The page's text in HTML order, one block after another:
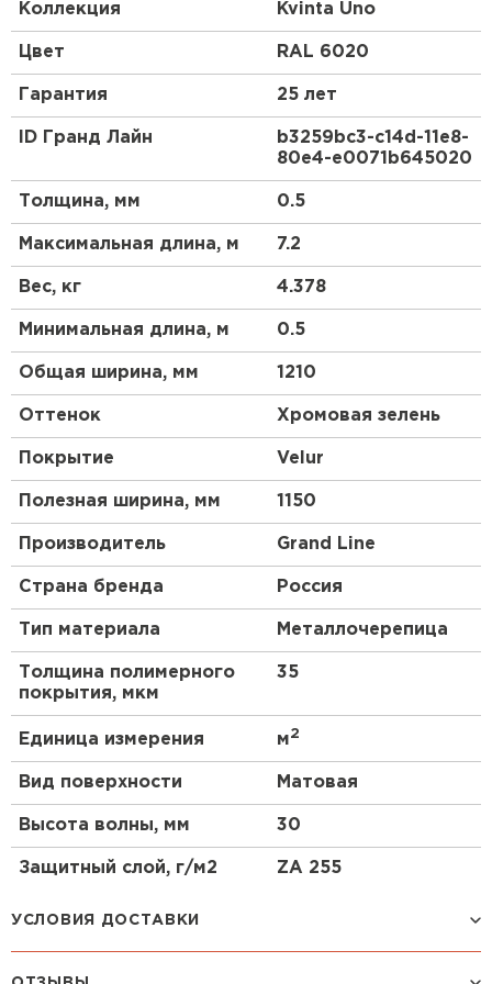
Коллекция Kvinta Uno
Цвет RAL 6020
Гарантия 25 лет
ID Гранд Лайн
b3259bc3-c14d-11e8-
80e4-e0071b645020
Толщина, мм 0.5
Максимальная длина, м 7.2
Вес, кг 4.378
Минимальная длина, м 0.5
Общая ширина, мм 1210
Оттенок Хромовая зелень
Покрытие Velur
Полезная ширина, мм 1150
Производитель Grand Line
Страна бренда Россия
Тип материала Металлочерепица
Толщина полимерного
покрытия, мкм
35
Единица измерения м2
Вид поверхности Матовая
Высота волны, мм 30
Защитный слой, г/м2 ZA 255
УСЛОВИЯ ДОСТАВКИ